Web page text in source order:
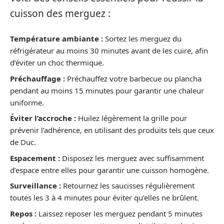
cuisson des merguez :
Température ambiante : Sortez les merguez du
réfrigérateur au moins 30 minutes avant de les cuire, afin
d’éviter un choc thermique.
Préchauffage : Préchauffez votre barbecue ou plancha
pendant au moins 15 minutes pour garantir une chaleur
uniforme.
Éviter l’accroche : Huilez légèrement la grille pour
prévenir l’adhérence, en utilisant des produits tels que ceux
de Duc.
Espacement : Disposez les merguez avec suffisamment
d’espace entre elles pour garantir une cuisson homogène.
Surveillance : Retournez les saucisses régulièrement
toutes les 3 à 4 minutes pour éviter qu’elles ne brûlent.
Repos : Laissez reposer les merguez pendant 5 minutes